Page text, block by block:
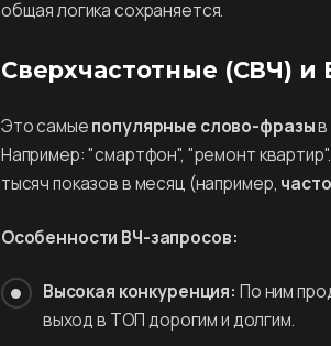
общая логика сохраняется.
Сверхчастотные (СВЧ) и
Это самыепопулярные слово-фразы
Например: "смартфон", "ремонт
тысяч показов в месяц (например,
Особенности ВЧ-запросов:
Высокая конкуренция: По ним
выход в ТОП дорогим и долгим.